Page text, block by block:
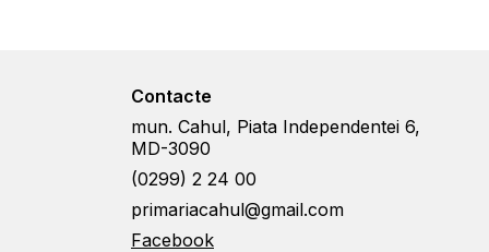
Contacte
mun. Cahul, Piata Independentei 6,
MD-3090
(0299) 2 24 00
primariacahul@gmail.com
Facebook